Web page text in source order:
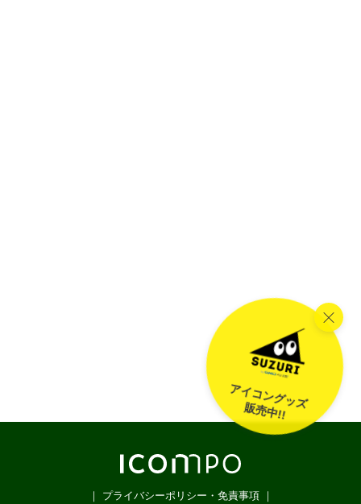
アイコングッズ
販売中!!
｜ プライバシーポリシー・免責事項 ｜